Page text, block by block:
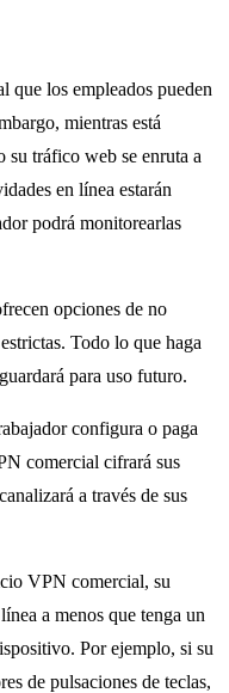
que los empleados pueden
mientras está
su tráfico web se enruta a
en línea estarán
podrá monitorearlas
opciones de no
Todo lo que haga
para uso futuro.
configura o paga
comercial cifrará sus
a través de sus
VPN comercial, su
a menos que tenga un
Por ejemplo, si su
de pulsaciones de teclas,